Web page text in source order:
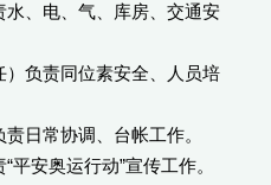
、电、气、库房、交通安
负责同位素安全、人员培
日常协调、台帐工作。
安奥运行动”宣传工作。